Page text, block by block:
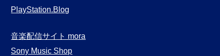
PlayStation.Blog
音楽配信サイト mora
Sony Music Shop